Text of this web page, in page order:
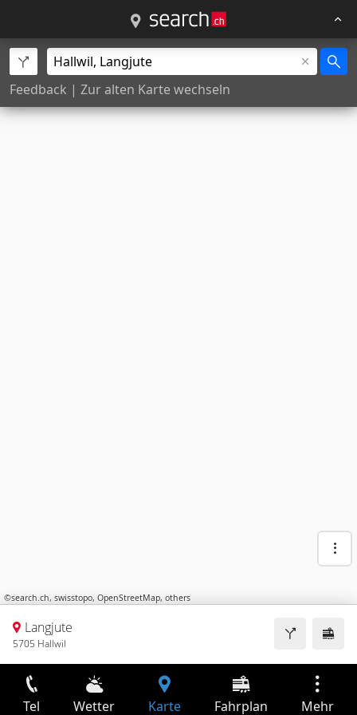
Feedback | Zur alten Karte wechseln
©search.ch, swisstopo, OpenStreetMap, others
Langjute
5705 Hallwil
Tel Wetter Karte Fahrplan Mehr